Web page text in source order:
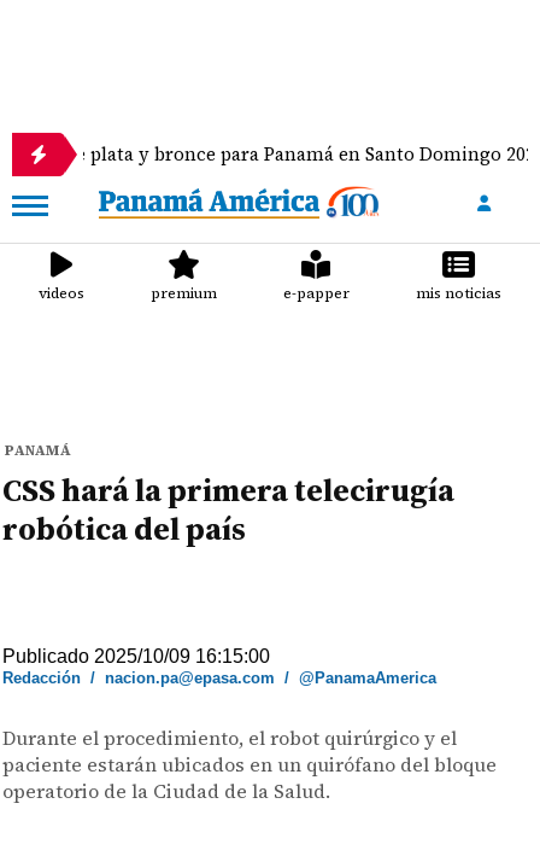
plata y bronce para Panamá en Santo Domingo 2026
videos premium e-papper mis noticias
PANAMÁ
CSS hará la primera telecirugía
robótica del país
Publicado 2025/10/09 16:15:00
Redacción /nacion.pa@epasa.com /@PanamaAmerica
Durante el procedimiento, el robot quirúrgico y el
paciente estarán ubicados en un quirófano del bloque
operatorio de la Ciudad de la Salud.